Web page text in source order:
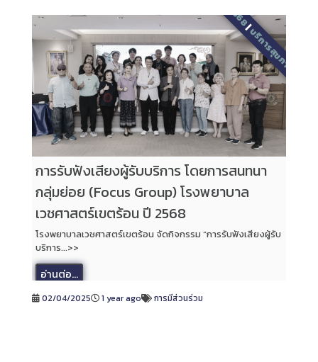
การรับฟังเสียงผู้รับบริการ โดยการสนทนา
กลุ่มย่อย (Focus Group) โรงพยาบาล
เวชศาสตร์เขตร้อน ปี 2568
โรงพยาบาลเวชศาสตร์เขตร้อน จัดกิจกรรม “การรับฟังเสียงผู้รับ
บริการ...>>
อ่านต่อ...
2568
|บริการสุขภาพ
02/04/2025 1 year ago การมีส่วนร่วม